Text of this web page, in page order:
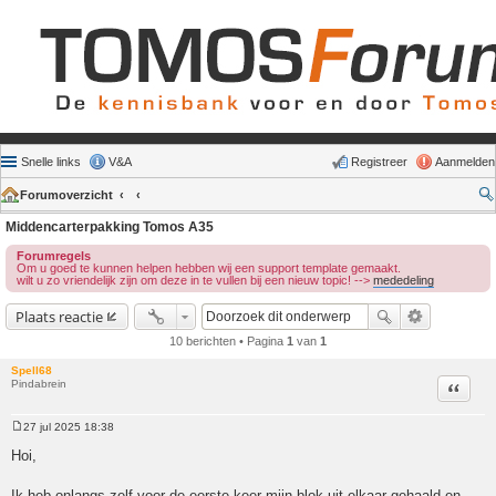
Snelle links V&A Aanmelden
Registreer
Forumoverzicht
Middencarterpakking Tomos A35
Forumregels
Om u goed te kunnen helpen hebben wij een support template gemaakt.
wilt u zo vriendelijk zijn om deze in te vullen bij een nieuw topic! --> mededeling
Plaats reactie
10 berichten • Pagina 1 van 1
Spell68
Pindabrein
Citeer
Bericht
27 jul 2025 18:38
Hoi,